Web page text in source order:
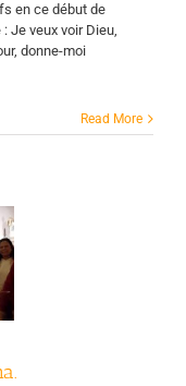
en ce début de
Je veux voir Dieu,
donne-moi
Read More